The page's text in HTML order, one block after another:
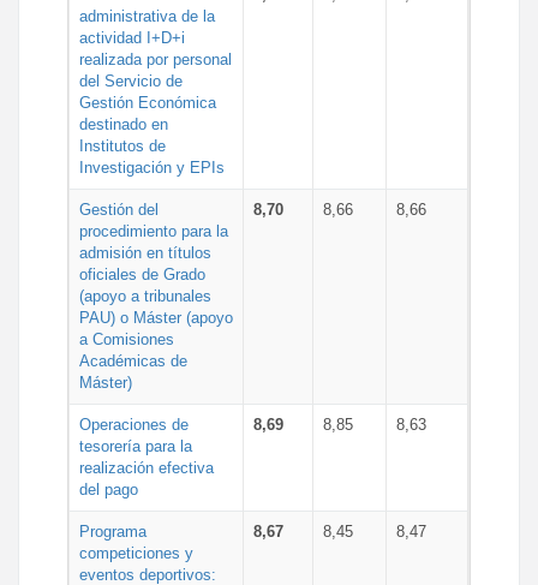
administrativa de la
actividad I+D+i
realizada por personal
del Servicio de
Gestión Económica
destinado en
Institutos de
Investigación y EPIs
Gestión del
procedimiento para la
admisión en títulos
oficiales de Grado
(apoyo a tribunales
PAU) o Máster (apoyo
a Comisiones
Académicas de
Máster)
8,70 8,66 8,66
Operaciones de
tesorería para la
realización efectiva
del pago
8,69 8,85 8,63
Programa
competiciones y
eventos deportivos:
8,67 8,45 8,47